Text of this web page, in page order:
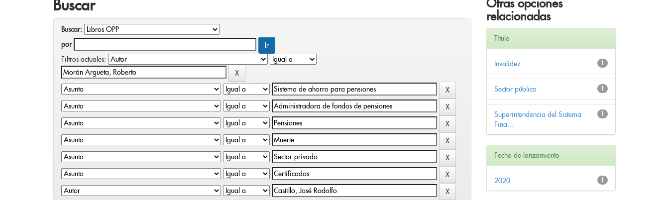
Buscar
Buscar:
por
Filtros actuales:
Otras opciones
relacionadas
Título
1
Invalidez
1
Sector público
1
Superintendencia del Sistema
Fina...
Fecha de lanzamiento
1
2020